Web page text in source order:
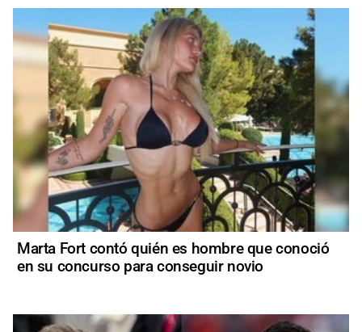
Marta Fort contó quién es hombre que conoció
en su concurso para conseguir novio